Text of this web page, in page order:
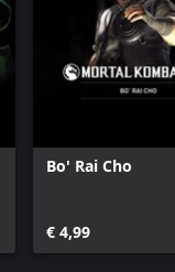
Bo' Rai Cho
€ 4,99